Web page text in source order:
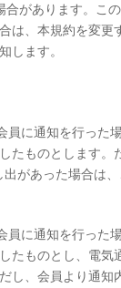
あります。この
は、本規約を変更
します。
通知を行った場
たものとします。
があった場合は、
通知を行った場
たものとし、電気
し、会員より通知